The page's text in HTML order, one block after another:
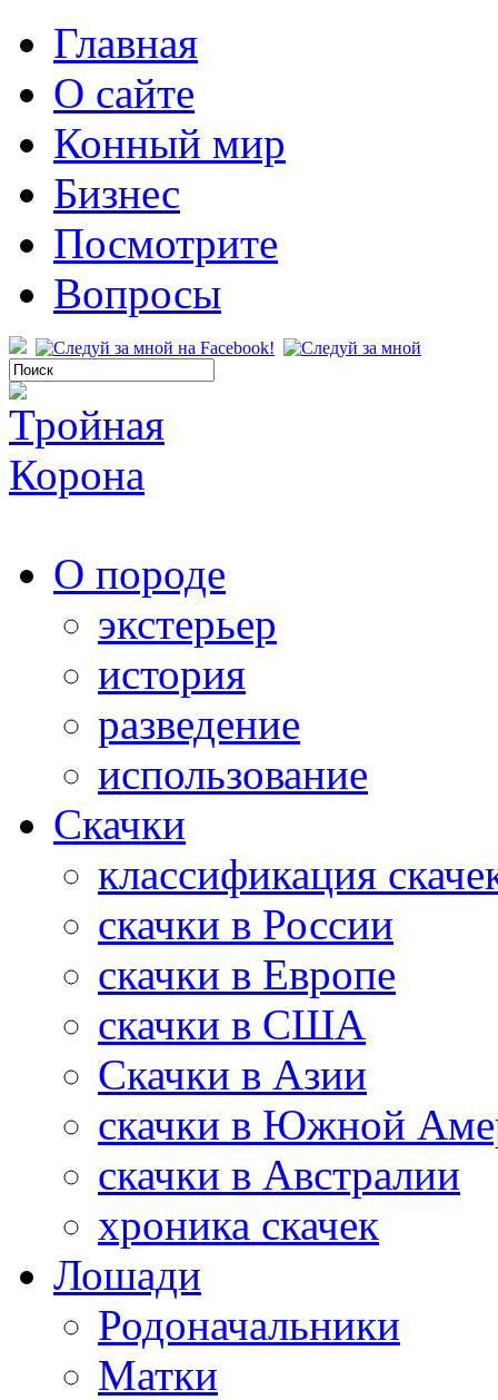
Главная
О сайте
Конный мир
Бизнес
Посмотрите
Вопросы
О породе
экстерьер
история
разведение
использование
Скачки
классификация
скачки в России
скачки в Европе
скачки в США
Скачки в Азии
скачки в Южной
скачки в Австралии
хроника скачек
Лошади
Родоначальники
Матки